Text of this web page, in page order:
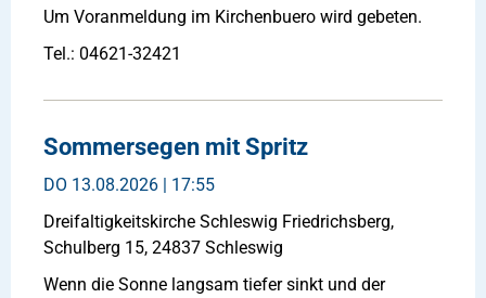
Um Voranmeldung im Kirchenbuero wird gebeten.
Tel.: 04621-32421
Sommersegen mit Spritz
DO 13.08.2026 | 17:55
Dreifaltigkeitskirche Schleswig Friedrichsberg,
Schulberg 15, 24837 Schleswig
Wenn die Sonne langsam tiefer sinkt und der